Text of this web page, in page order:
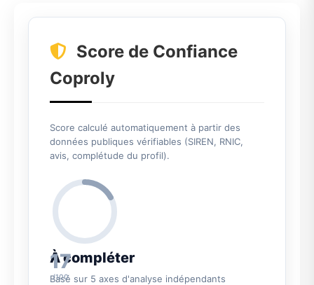
Score de Confiance
Coproly
Score calculé automatiquement à partir des
données publiques vérifiables (SIREN, RNIC,
avis, complétude du profil).
17
/100
À compléter
Basé sur 5 axes d'analyse indépendants